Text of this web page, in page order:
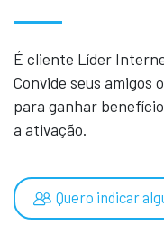
É cliente Líder
Convide seus amigos
para ganhar
a ativação.
Quero indicar